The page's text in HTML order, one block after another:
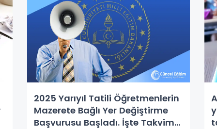
2025 Yarıyıl Tatili Öğretmenlerin
Mazerete Bağlı Yer Değiştirme
Başvurusu Başladı. İşte Takvim...